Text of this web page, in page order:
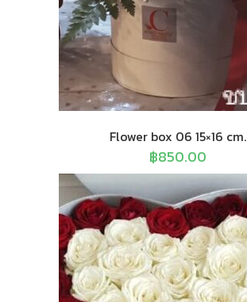
Flower box 06 15×16 cm.
฿850.00